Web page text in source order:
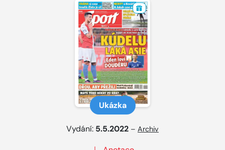
Ukázka
Vydání: 5.5.2022 – Archiv